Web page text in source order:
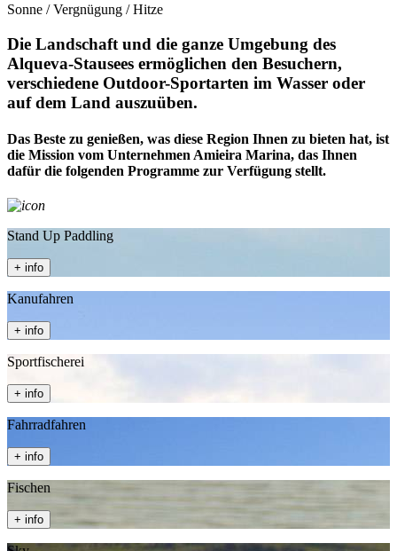
Sonne / Vergnügung / Hitze
Die Landschaft und die ganze Umgebung des
Alqueva-Stausees ermöglichen den Besuchern,
verschiedene Outdoor-Sportarten im Wasser oder
auf dem Land auszuüben.
Das Beste zu genießen, was diese Region Ihnen zu bieten hat, ist
die Mission vom Unternehmen Amieira Marina, das Ihnen
dafür die folgenden Programme zur Verfügung stellt.
Stand Up Paddling
+ info
Kanufahren
+ info
Sportfischerei
+ info
Fahrradfahren
+ info
Fischen
+ info